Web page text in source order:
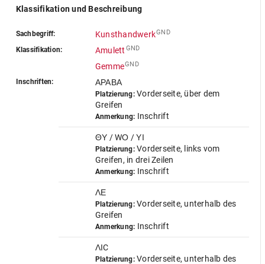
Klassifikation und Beschreibung
Sachbegriff: KunsthandwerkGND
Klassifikation: Amulett GND
GemmeGND
Inschriften: ΑΡΑΒΑ
Platzierung:Vorderseite, über dem
Greifen
Anmerkung: Inschrift
ΘΥ / WΟ / ΥΙ
Platzierung:Vorderseite, links vom
Greifen, in drei Zeilen
Anmerkung: Inschrift
ΛΕ
Platzierung:Vorderseite, unterhalb des
Greifen
Anmerkung: Inschrift
ΛΙC
Platzierung:Vorderseite, unterhalb des